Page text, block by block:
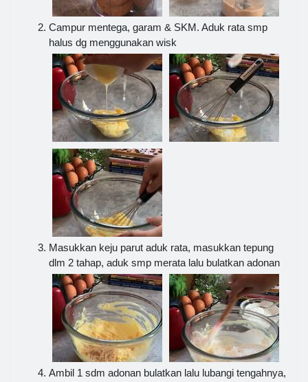
Campur mentega, garam & SKM. Aduk rata smp
halus dg menggunakan wisk
Masukkan keju parut aduk rata, masukkan tepung
dlm 2 tahap, aduk smp merata lalu bulatkan adonan
Ambil 1 sdm adonan bulatkan lalu lubangi tengahnya,